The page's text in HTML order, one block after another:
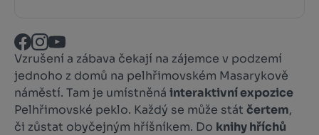
Vzrušení a zábava čekají na zájemce v podzemí
jednoho z domů na pelhřimovském Masarykově
náměstí. Tam je umístněná interaktivní expozice
Pelhřimovské peklo. Každý se může stát čertem,
či zůstat obyčejným hříšníkem. Do knihy hříchů